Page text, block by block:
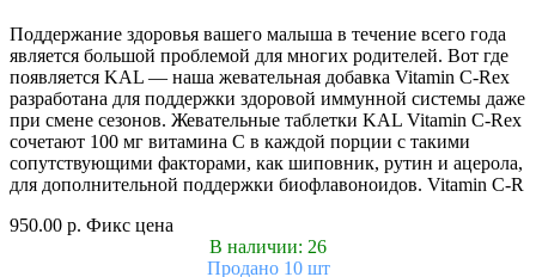
Поддержание здоровья вашего малыша в течение всего года
является большой проблемой для многих родителей. Вот где
появляется KAL — наша жевательная добавка Vitamin C-Rex
разработана для поддержки здоровой иммунной системы даже
при смене сезонов. Жевательные таблетки KAL Vitamin C-Rex
сочетают 100 мг витамина C в каждой порции с такими
сопутствующими факторами, как шиповник, рутин и ацерола,
для дополнительной поддержки биофлавоноидов. Vitamin C-R
950.00 р. Фикс цена
В наличии: 26
Продано 10 шт